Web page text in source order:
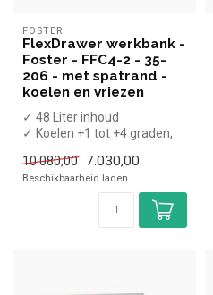
FOSTER
FlexDrawer werkbank -
Foster - FFC4-2 - 35-
206 - met spatrand -
koelen en vriezen
✓ 48 Liter inhoud
✓ Koelen +1 tot +4 graden,
✓ Ge...
10.080,00 7.030,00
Beschikbaarheid laden..